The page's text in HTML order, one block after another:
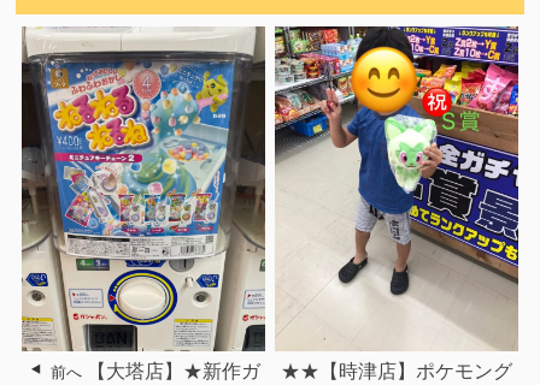
前へ
【大塔店】★新作ガ
★★【時津店】ポケモング